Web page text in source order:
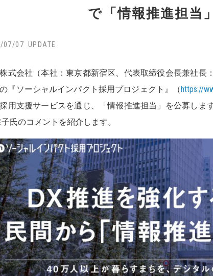
で「情報推進担当
07/07
式会社（本社：東京都新宿区、代表取締役会長兼社長
『ソーシャルインパクト採用プロジェクト』（https://
用支援サービスを通じ、「情報推進担当」を公募し
氏のコメントを紹介します。